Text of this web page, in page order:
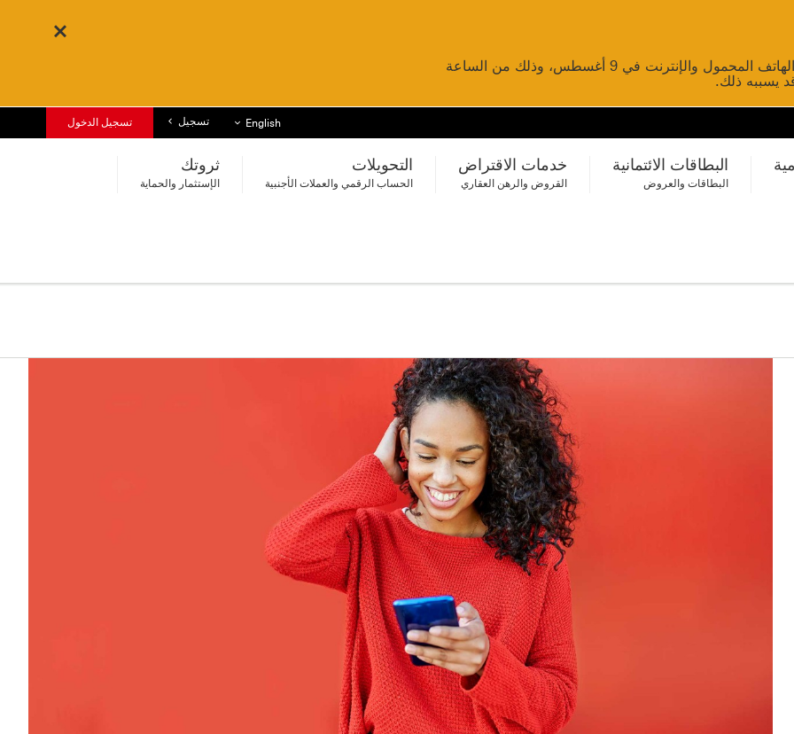
لن تتوفر خدمات تحويل الأموال عبر الخدمات المصرفية عبر الهاتف المحمول والإنترنت في 9 أغسطس، وذلك من الساعة
قائمة اللغات
English تسجيل تسجيل الدخول
البطاقات الائتمانية
البطاقات والعروض
خدمات الاقتراض
القروض والرهن العقاري
التحويلات
الحساب الرقمي والعملات الأجنبية
ثروتك
الإستثمار والحماية